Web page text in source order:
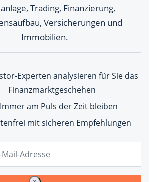
Trading, Finanzierung,
Versicherungen und
Immobilien.
Experten analysieren für Sie das
Finanzmarktgeschehen
Immer am Puls der Zeit bleiben
mit sicheren Empfehlungen